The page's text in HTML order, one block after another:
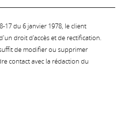
17 du 6 janvier 1978, le client
droit d'accès et de rectification.
de modifier ou supprimer
contact avec la rédaction du